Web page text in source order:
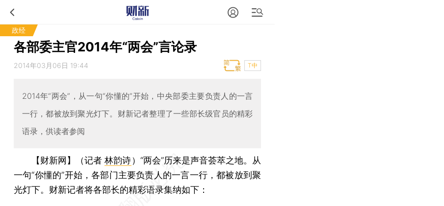
政经
各部委主官2014年“两会”言论录
2014年03月06日 19:44 T中
2014年“两会”，从一句“你懂的”开始，中央部委主要负责人的一言
一行，都被放到聚光灯下。财新记者整理了一些部长级官员的精彩
语录，供读者参阅
【财新网】（记者林韵诗） “两会”历来是声音荟萃之地。从
一句“你懂的”开始，各部门主要负责人的一言一行，都被放到聚
光灯下。财新记者将各部长的精彩语录集纳如下：